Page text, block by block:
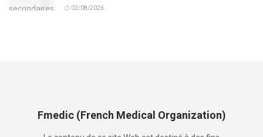
02/08/2026
Fmedic (French Medical Organization)